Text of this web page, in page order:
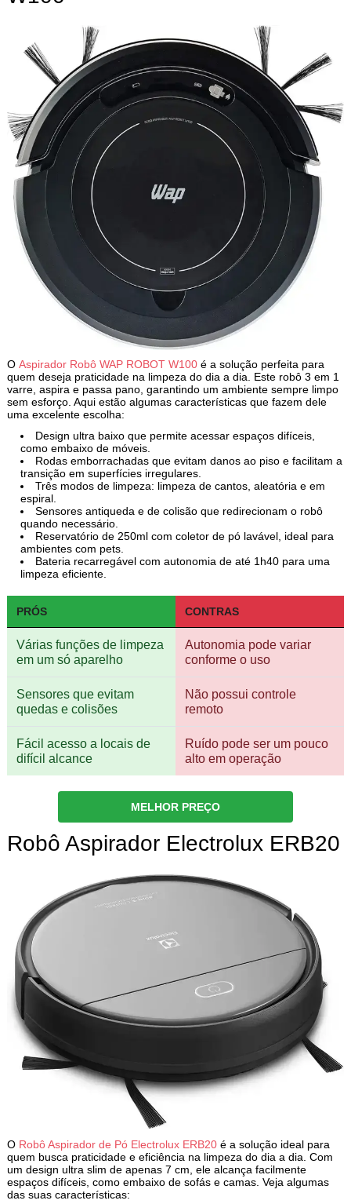
O Aspirador Robô WAP ROBOT W100é a solução perfeita para
quem deseja praticidade na limpeza do dia a dia. Este robô 3 em 1
varre, aspira e passa pano, garantindo um ambiente sempre limpo
sem esforço. Aqui estão algumas características que fazem dele
uma excelente escolha:
Design ultra baixo que permite acessar espaços difíceis,
como embaixo de móveis.
Rodas emborrachadas que evitam danos ao piso e facilitam a
transição em superfícies irregulares.
Três modos de limpeza: limpeza de cantos, aleatória e em
espiral.
Sensores antiqueda e de colisão que redirecionam o robô
quando necessário.
Reservatório de 250ml com coletor de pó lavável, ideal para
ambientes com pets.
Bateria recarregável com autonomia de até 1h40 para uma
limpeza eficiente.
PRÓS CONTRAS
Várias funções de limpeza
em um só aparelho
Autonomia pode variar
conforme o uso
Sensores que evitam
quedas e colisões
Não possui controle
remoto
Fácil acesso a locais de
difícil alcance
Ruído pode ser um pouco
alto em operação
MELHOR PREÇO
Robô Aspirador Electrolux ERB20
O Robô Aspirador de Pó Electrolux ERB20é a solução ideal para
quem busca praticidade e eficiência na limpeza do dia a dia. Com
um design ultra slim de apenas 7 cm, ele alcança facilmente
espaços difíceis, como embaixo de sofás e camas. Veja algumas
das suas características: